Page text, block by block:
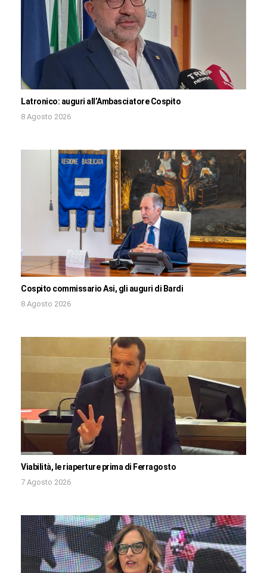
Latronico: auguri all’Ambasciatore Cospito
8 Agosto 2026
Cospito commissario Asi, gli auguri di Bardi
8 Agosto 2026
Viabilità, le riaperture prima di Ferragosto
7 Agosto 2026